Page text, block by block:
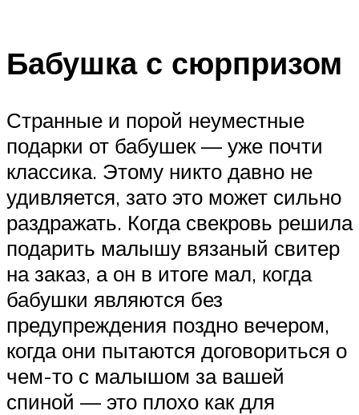
Бабушка с сюрпризом
Странные и порой неуместные
подарки от бабушек — уже почти
классика. Этому никто давно не
удивляется, зато это может сильно
раздражать. Когда свекровь решила
подарить малышу вязаный свитер
на заказ, а он в итоге мал, когда
бабушки являются без
предупреждения поздно вечером,
когда они пытаются договориться о
чем-то с малышом за вашей
спиной — это плохо как для